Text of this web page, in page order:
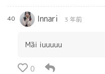
40 Innari 3 年前
Mãi iuuuuu
0